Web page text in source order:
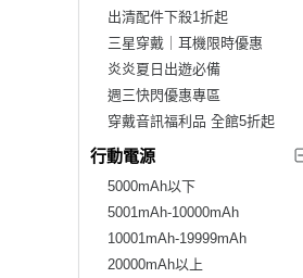
出清配件下殺1折起
三星穿戴｜耳機限時優惠
炎炎夏日出遊必備
週三快閃優惠專區
穿戴音訊福利品 全館5折起
行動電源
5000mAh以下
5001mAh-10000mAh
10001mAh-19999mAh
20000mAh以上